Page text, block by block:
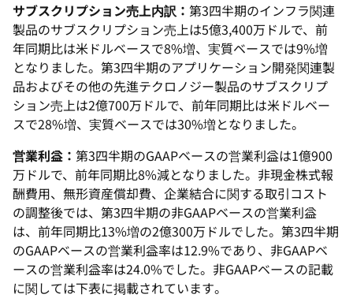
サブスクリプション売上内訳： 第3四半期のインフラ関連
製品のサブスクリプション売上は5億3,400万ドルで、前
年同期比は米ドルベースで8%増、実質ベースでは9%増
となりました。第3四半期のアプリケーション開発関連製
品およびその他の先進テクロノジー製品のサブスクリプ
ション売上は2億700万ドルで、前年同期比は米ドルベー
スで28%増、実質ベースでは30%増となりました。
営業利益： 第3四半期のGAAPベースの営業利益は1億900
万ドルで、前年同期比8%減となりました。非現金株式報
酬費用、無形資産償却費、企業結合に関する取引コスト
の調整後では、第3四半期の非GAAPベースの営業利益
は、前年同期比13%増の2億300万ドルでした。第3四半期
のGAAPベースの営業利益率は12.9%であり、非GAAPベ
ースの営業利益率は24.0%でした。非GAAPベースの記載
に関しては下表に掲載されています。